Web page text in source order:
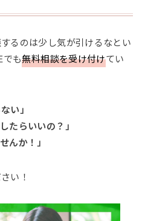
るのは少し気が引けるなとい
でも無料相談を受け付けてい
い」
たらいいの？」
んか！」
い！